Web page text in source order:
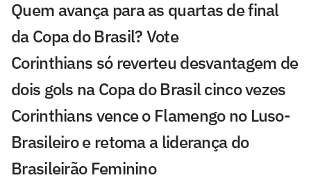
Quem avança para as quartas de final
da Copa do Brasil? Vote
Corinthians só reverteu desvantagem de
dois gols na Copa do Brasil cinco vezes
Corinthians vence o Flamengo no Luso-
Brasileiro e retoma a liderança do
Brasileirão Feminino